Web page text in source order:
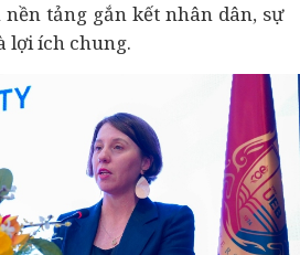
tảng gắn kết nhân dân, sự
lợi ích chung.